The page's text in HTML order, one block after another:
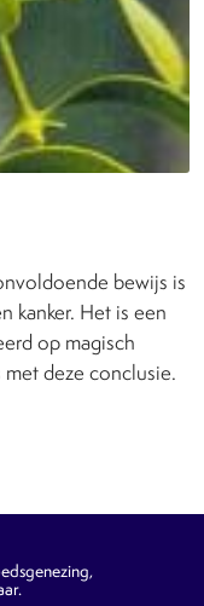
bewijs is
kanker. Het is een
op magisch
deze conclusie.